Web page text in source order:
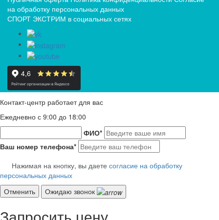
на обработку персональных данных
СПОРТ ЭКСТРИМ в социальных сетях
Контакт-центр работает для вас
Ежедневно с 9:00 до 18:00
ФИО*
Ваш номер телефона*
Нажимая на кнопку, вы даете согласие на обработку
персональных данных
Отменить
Ожидаю звонок